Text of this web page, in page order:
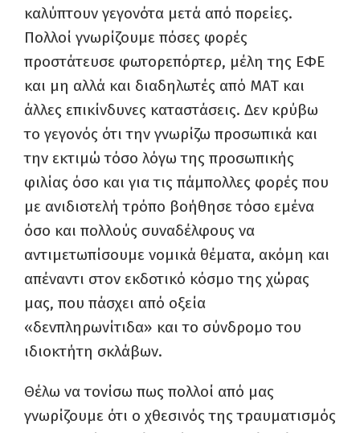
καλύπτουν γεγονότα μετά από πορείες.
Πολλοί γνωρίζουμε πόσες φορές
προστάτευσε φωτορεπόρτερ, μέλη της ΕΦΕ
και μη αλλά και διαδηλωτές από ΜΑΤ και
άλλες επικίνδυνες καταστάσεις. Δεν κρύβω
το γεγονός ότι την γνωρίζω προσωπικά και
την εκτιμώ τόσο λόγω της προσωπικής
φιλίας όσο και για τις πάμπολλες φορές που
με ανιδιοτελή τρόπο βοήθησε τόσο εμένα
όσο και πολλούς συναδέλφους να
αντιμετωπίσουμε νομικά θέματα, ακόμη και
απέναντι στον εκδοτικό κόσμο της χώρας
μας, που πάσχει από οξεία
«δενπληρωνίτιδα» και το σύνδρομο του
ιδιοκτήτη σκλάβων.
Θέλω να τονίσω πως πολλοί από μας
γνωρίζουμε ότι ο χθεσινός της τραυματισμός